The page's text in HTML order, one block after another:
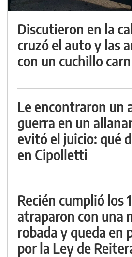
Discutieron en la
cruzó el auto y las
con un cuchillo
Le encontraron un
guerra en un
evitó el juicio: qué
en Cipolletti
Recién cumplió los
atraparon con una
robada y queda en
por la Ley de